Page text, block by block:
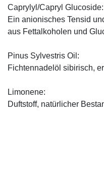
Caprylyl/Capryl Glucoside:
Ein anionisches Tensid
aus Fettalkoholen und
Pinus Sylvestris Oil:
Fichtennadelöl sibirisch,
Limonene:
Duftstoff, natürlicher